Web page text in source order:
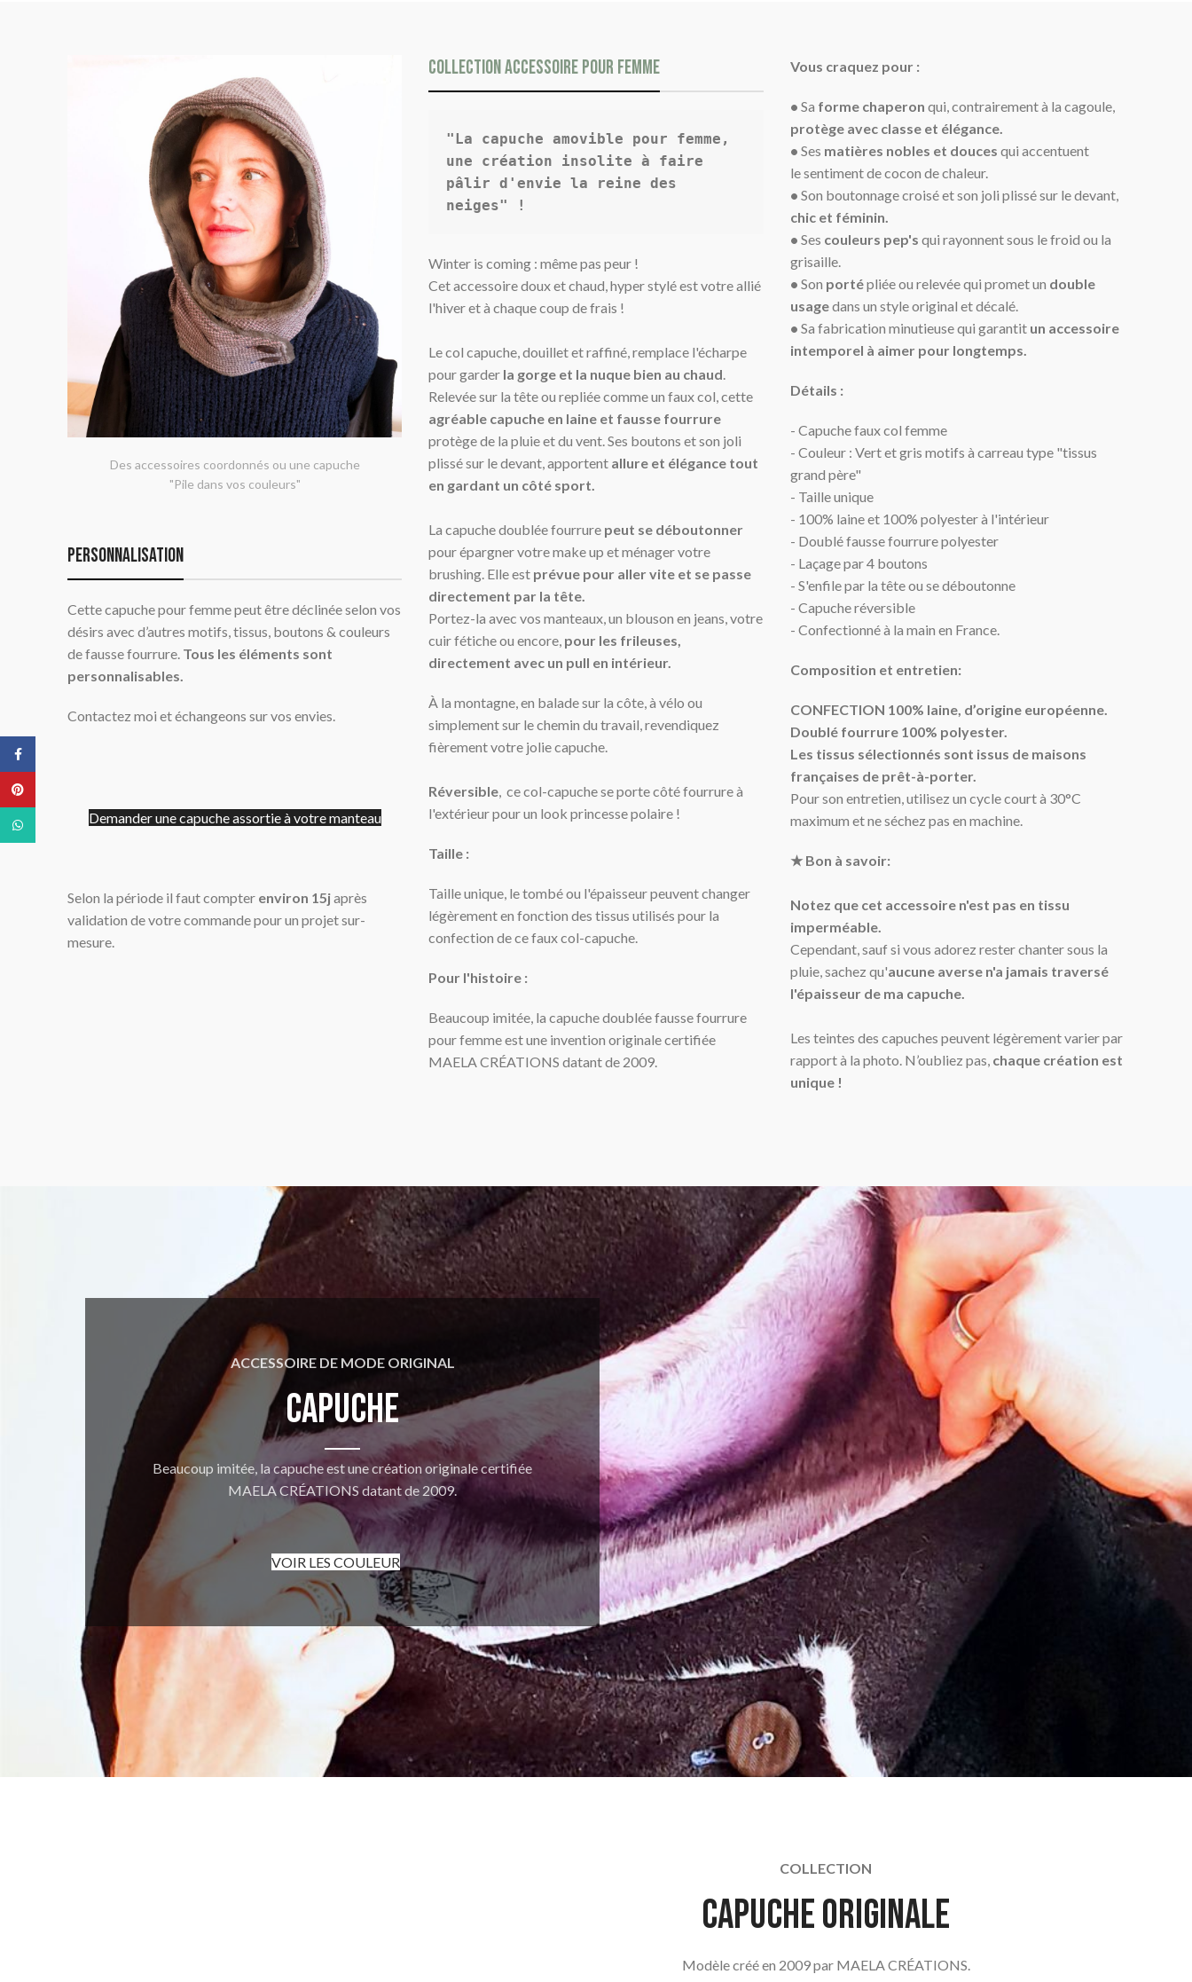
Des accessoires coordonnés ou une capuche
"Pile dans vos couleurs"
Personnalisation
Cette capuche pour femme peut être déclinée selon vos
désirs avec d’autres motifs, tissus, boutons & couleurs
de fausse fourrure. Tous les éléments sont
personnalisables.
Contactez moi et échangeons sur vos envies.
Demander une capuche assortie à votre manteau
Selon la période il faut compter environ 15japrès
validation de votre commande pour un projet sur-
mesure.
COLLECTION accessoire pour femme
"La capuche amovible pour femme,
une création insolite à faire
pâlir d'envie la reine des
neiges" !
Winter is coming : même pas peur !
Cet accessoire doux et chaud, hyper stylé est votre allié
l'hiver et à chaque coup de frais !
Le col capuche, douillet et raffiné, remplace l'écharpe
pour garder la gorge et la nuque bien au chaud.
Relevée sur la tête ou repliée comme un faux col, cette
agréable capuche en laine et fausse fourrure
protège de la pluie et du vent. Ses boutons et son joli
plissé sur le devant, apportent allure et élégance tout
en gardant un côté sport.
La capuche doublée fourrure peut se déboutonner
pour épargner votre make up et ménager votre
brushing. Elle est prévue pour aller vite et se passe
directement par la tête.
Portez-la avec vos manteaux, un blouson en jeans, votre
cuir fétiche ou encore, pour les frileuses,
directement avec un pull en intérieur.
À la montagne, en balade sur la côte, à vélo ou
simplement sur le chemin du travail, revendiquez
fièrement votre jolie capuche.
Réversible, ce col-capuche se porte côté fourrure à
l'extérieur pour un look princesse polaire !
Taille :
Taille unique, le tombé ou l'épaisseur peuvent changer
légèrement en fonction des tissus utilisés pour la
confection de ce faux col-capuche.
Pour l'histoire :
Beaucoup imitée, la capuche doublée fausse fourrure
pour femme est une invention originale certifiée
MAELA CRÉATIONS datant de 2009.
Vous craquez pour :
• Sa forme chaperon qui, contrairement à la cagoule,
protège avec classe et élégance.
• Ses matières nobles et douces qui accentuent
le sentiment de cocon de chaleur.
• Son boutonnage croisé et son joli plissé sur le devant,
chic et féminin.
• Ses couleurs pep's qui rayonnent sous le froid ou la
grisaille.
• Son portépliée ou relevée qui promet un double
usagedans un style original et décalé.
• Sa fabrication minutieuse qui garantit un accessoire
intemporel à aimer pour longtemps.
Détails :
- Capuche faux col femme
- Couleur : Vert et gris motifs à carreau type "tissus
grand père"
- Taille unique
- 100% laine et 100% polyester à l'intérieur
- Doublé fausse fourrure polyester
- Laçage par 4 boutons
- S'enfile par la tête ou se déboutonne
- Capuche réversible
- Confectionné à la main en France.
Composition et entretien:
CONFECTION 100% laine, d’origine européenne.
Doublé fourrure 100% polyester.
Les tissus sélectionnés sont issus de maisons
françaises de prêt-à-porter.
Pour son entretien, utilisez un cycle courtà 30°C
maximum et ne séchez pas en machine.
★ Bon à savoir:
Notez que cet accessoire n'est pas en tissu
imperméable.
Cependant, sauf si vous adorez rester chanter sous la
pluie, sachez qu'aucune averse n'a jamais traversé
l'épaisseur de ma capuche.
Les teintes des capuches peuvent légèrement varier par
rapport à la photo. N’oubliez pas,chaque création est
unique !
ACCESSOIRE DE MODE ORIGINAL
CAPUCHE
Beaucoup imitée, la capuche est une création originale certifiée
MAELA CRÉATIONS datant de 2009.
VOIR LES COULEUR
COLLECTION
capuche originale
Modèle créé en 2009 par MAELA CRÉATIONS.
WhatsApp